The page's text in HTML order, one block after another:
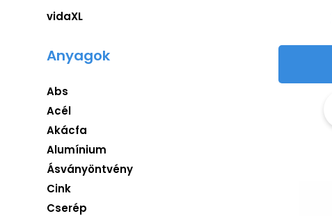
vidaXL
Anyagok
Abs
Acél
Akácfa
Alumínium
Ásványöntvény
Cink
Cserép